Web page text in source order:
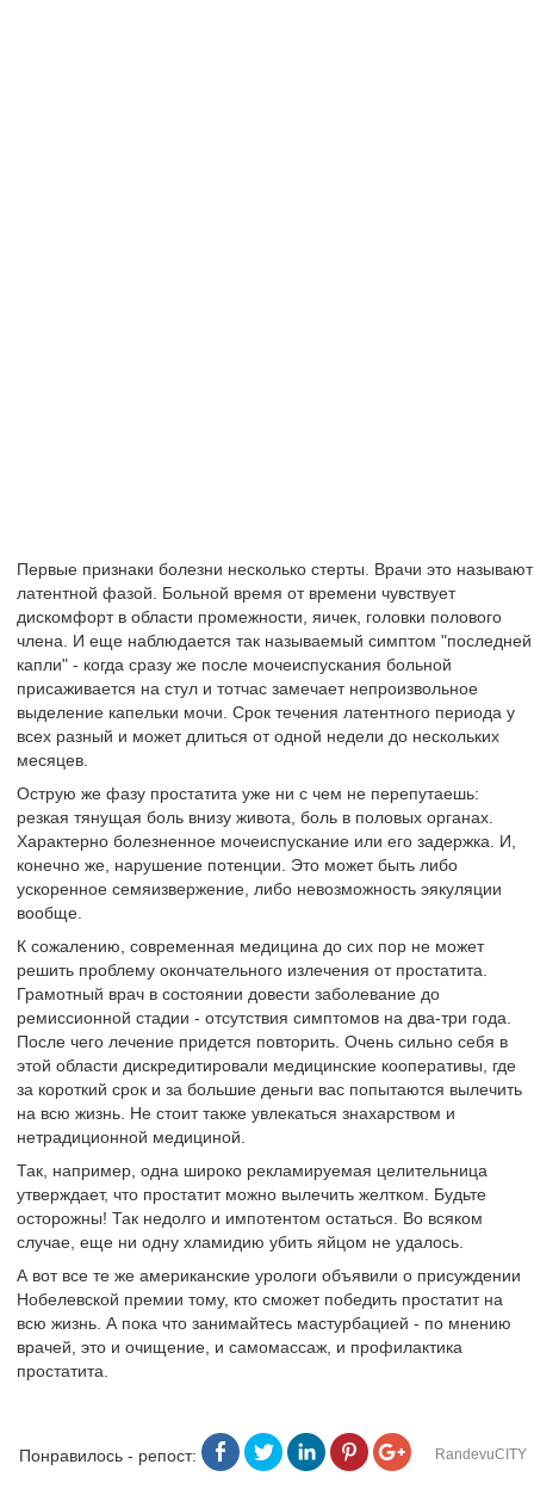
Первые признаки болезни несколько стерты. Врачи это называют
латентной фазой. Больной время от времени чувствует
дискомфорт в области промежности, яичек, головки полового
члена. И еще наблюдается так называемый симптом "последней
капли" - когда сразу же после мочеиспускания больной
присаживается на стул и тотчас замечает непроизвольное
выделение капельки мочи. Срок течения латентного периода у
всех разный и может длиться от одной недели до нескольких
месяцев.
Острую же фазу простатита уже ни с чем не перепутаешь:
резкая тянущая боль внизу живота, боль в половых органах.
Характерно болезненное мочеиспускание или его задержка. И,
конечно же, нарушение потенции. Это может быть либо
ускоренное семяизвержение, либо невозможность эякуляции
вообще.
К сожалению, современная медицина до сих пор не может
решить проблему окончательного излечения от простатита.
Грамотный врач в состоянии довести заболевание до
ремиссионной стадии - отсутствия симптомов на два-три года.
После чего лечение придется повторить. Очень сильно себя в
этой области дискредитировали медицинские кооперативы, где
за короткий срок и за большие деньги вас попытаются вылечить
на всю жизнь. Не стоит также увлекаться знахарством и
нетрадиционной медициной.
Так, например, одна широко рекламируемая целительница
утверждает, что простатит можно вылечить желтком. Будьте
осторожны! Так недолго и импотентом остаться. Во всяком
случае, еще ни одну хламидию убить яйцом не удалось.
А вот все те же американские урологи объявили о присуждении
Нобелевской премии тому, кто сможет победить простатит на
всю жизнь. А пока что занимайтесь мастурбацией - по мнению
врачей, это и очищение, и самомассаж, и профилактика
простатита.
Понравилось - репост: RandevuCITY